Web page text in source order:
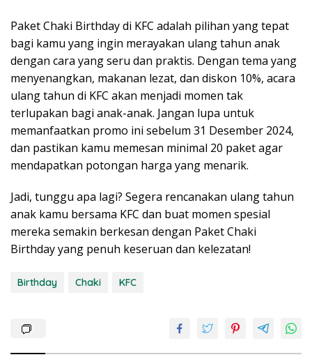
Paket Chaki Birthday di KFC adalah pilihan yang tepat
bagi kamu yang ingin merayakan ulang tahun anak
dengan cara yang seru dan praktis. Dengan tema yang
menyenangkan, makanan lezat, dan diskon 10%, acara
ulang tahun di KFC akan menjadi momen tak
terlupakan bagi anak-anak. Jangan lupa untuk
memanfaatkan promo ini sebelum 31 Desember 2024,
dan pastikan kamu memesan minimal 20 paket agar
mendapatkan potongan harga yang menarik.
Jadi, tunggu apa lagi? Segera rencanakan ulang tahun
anak kamu bersama KFC dan buat momen spesial
mereka semakin berkesan dengan Paket Chaki
Birthday yang penuh keseruan dan kelezatan!
Birthday Chaki KFC